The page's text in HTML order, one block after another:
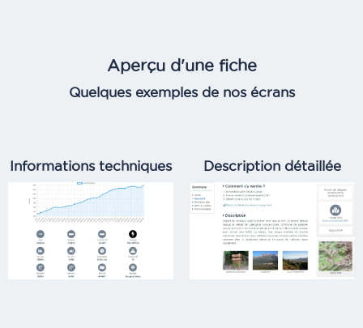
Aperçu d'une fiche
Quelques exemples de nos écrans
Informations techniques Description détaillée